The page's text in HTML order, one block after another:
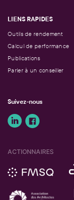
LIENS RAPIDES
Outils de rendement
Calcul de performance
Publications
Parler à un conseiller
Suivez-nous
ACTIONNAIRES